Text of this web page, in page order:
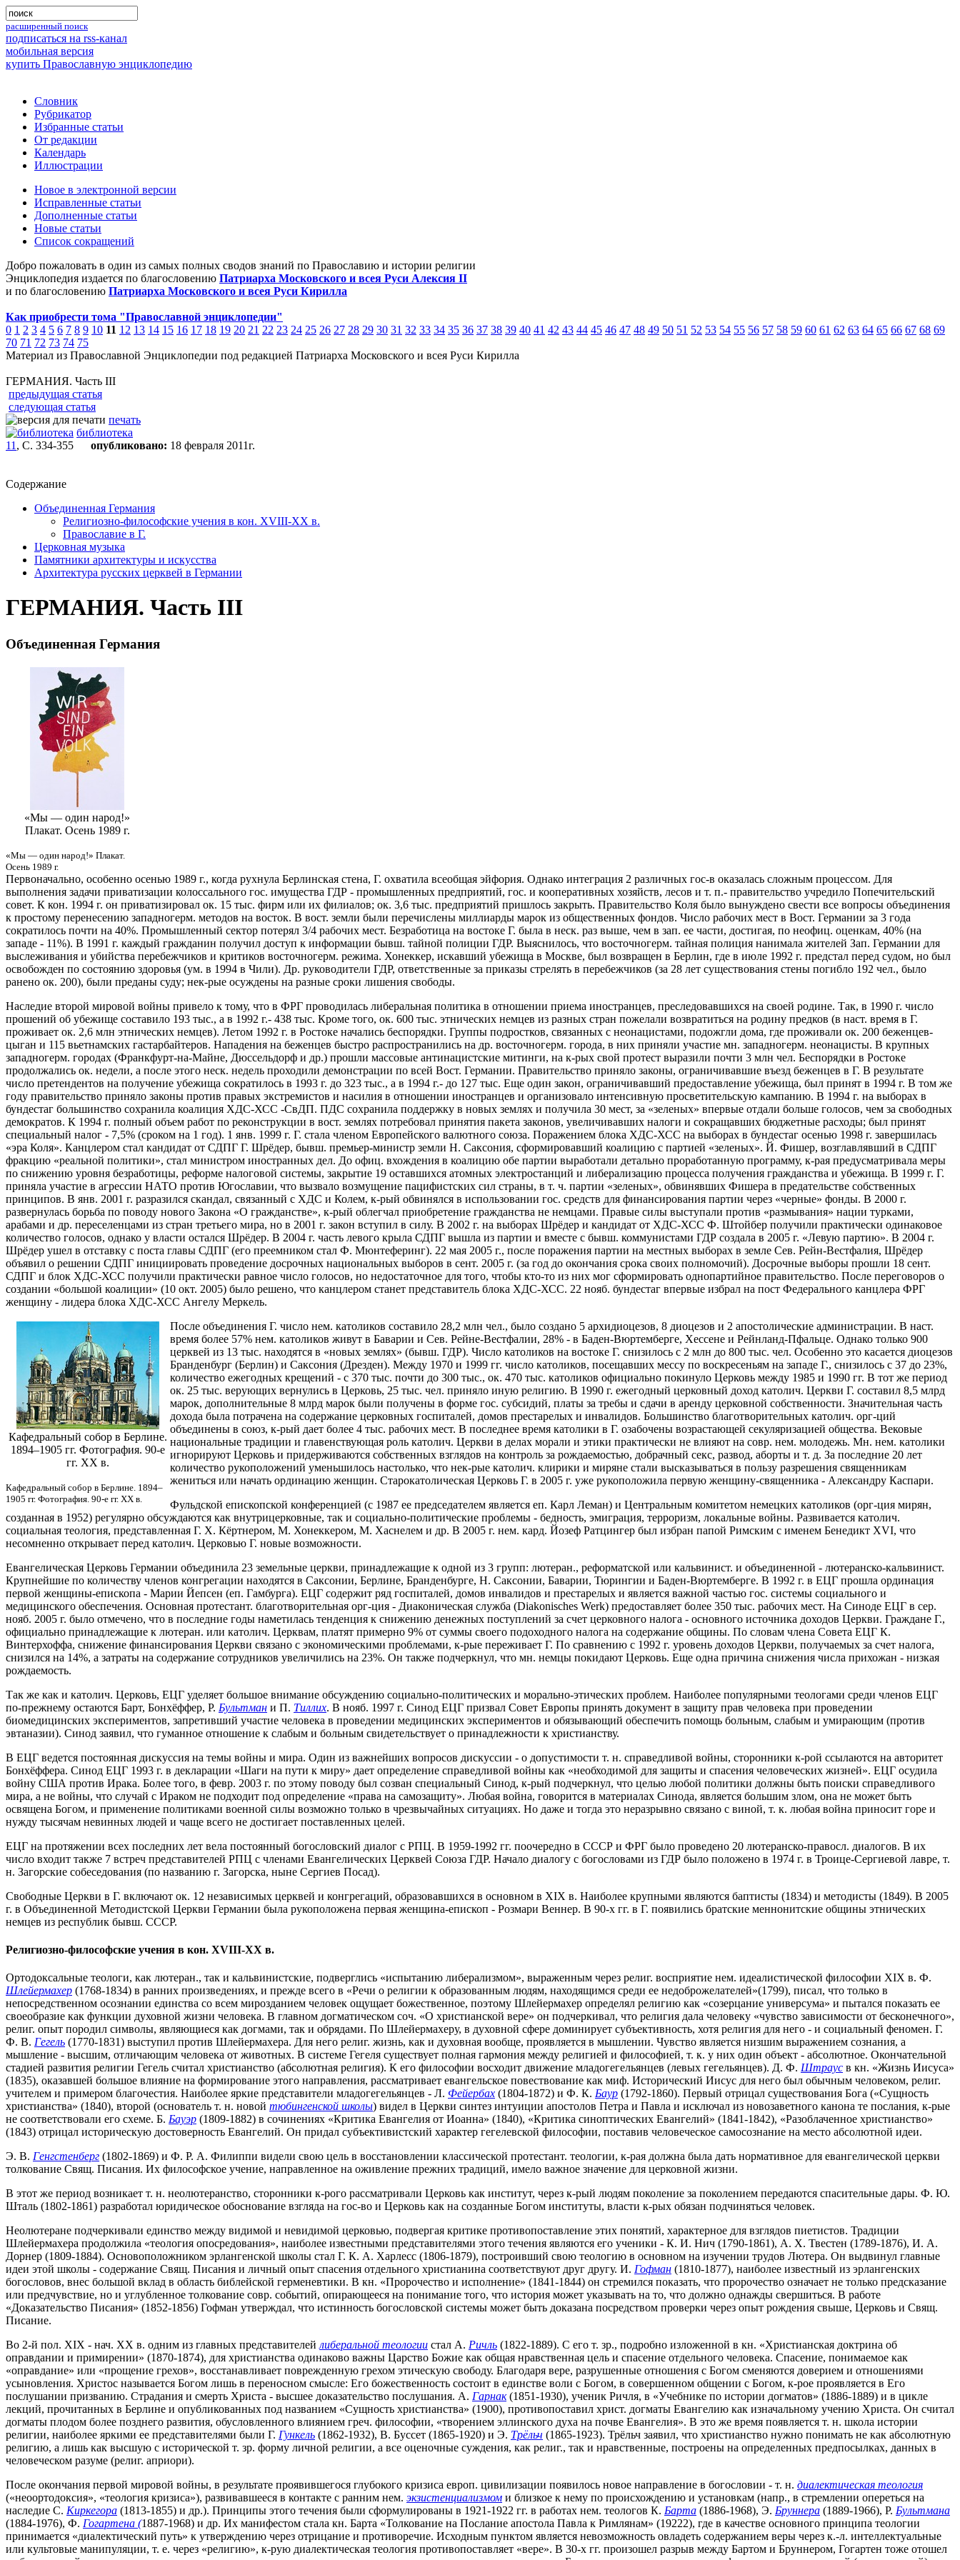
расширенный поиск
подписаться на rss-канал
мобильная версия
купить Православную энциклопедию
Словник
Рубрикатор
Избранные статьи
От редакции
Календарь
Иллюстрации
Новое в электронной версии
Исправленные статьи
Дополненные статьи
Новые статьи
Список сокращений
Добро пожаловать в один из самых полных сводов знаний по Православию и истории религии
Энциклопедия издается по благословению Патриарха Московского и всея Руси Алексия II
и по благословению Патриарха Московского и всея Руси Кирилла
Как приобрести тома "Православной энциклопедии"
0 1 2 3 4 5 6 7 8 9 10 11 12 13 14 15 16 17 18 19 20 21 22 23 24 25 26 27 28 29 30 31 32 33 34 35 36 37 38 39 40 41 42 43 44 45 46 47 48 49 50 51 52 53 54 55 56 57 58 59 60 61 62 63 64 65 66 67 68 69
70 71 72 73 74 75
Материал из Православной Энциклопедии под редакцией Патриарха Московского и всея Руси Кирилла
ГЕРМАНИЯ. Часть III
предыдущая статья
следующая статья
печать
библиотека
11 , С. 334-355 опубликовано: 18 февраля 2011г.
Содержание
Объединенная Германия
Религиозно-философские учения в кон. XVIII-XX в.
Православие в Г.
Церковная музыка
Памятники архитектуры и искусства
Архитектура русских церквей в Германии
ГЕРМАНИЯ. Часть III
Объединенная Германия
«Мы — один народ!»
Плакат. Осень 1989 г.
«Мы — один народ!» Плакат.
Осень 1989 г.
Первоначально, особенно осенью 1989 г., когда рухнула Берлинская стена, Г. охватила всеобщая эйфория. Однако интеграция 2 различных гос-в оказалась сложным процессом. Для
выполнения задачи приватизации колоссального гос. имущества ГДР - промышленных предприятий, гос. и кооперативных хозяйств, лесов и т. п.- правительство учредило Попечительский
совет. К кон. 1994 г. он приватизировал ок. 15 тыс. фирм или их филиалов; ок. 3,6 тыс. предприятий пришлось закрыть. Правительство Коля было вынуждено свести все вопросы объединения
к простому перенесению западногерм. методов на восток. В вост. земли были перечислены миллиарды марок из общественных фондов. Число рабочих мест в Вост. Германии за 3 года
сократилось почти на 40%. Промышленный сектор потерял 3/4 рабочих мест. Безработица на востоке Г. была в неск. раз выше, чем в зап. ее части, достигая, по неофиц. оценкам, 40% (на
западе - 11%). В 1991 г. каждый гражданин получил доступ к информации бывш. тайной полиции ГДР. Выяснилось, что восточногерм. тайная полиция нанимала жителей Зап. Германии для
выслеживания и убийства перебежчиков и критиков восточногерм. режима. Хонеккер, искавший убежища в Москве, был возвращен в Берлин, где в июле 1992 г. предстал перед судом, но был
освобожден по состоянию здоровья (ум. в 1994 в Чили). Др. руководители ГДР, ответственные за приказы стрелять в перебежчиков (за 28 лет существования стены погибло 192 чел., было
ранено ок. 200), были преданы суду; нек-рые осуждены на разные сроки лишения свободы.
Наследие второй мировой войны привело к тому, что в ФРГ проводилась либеральная политика в отношении приема иностранцев, преследовавшихся на своей родине. Так, в 1990 г. число
прошений об убежище составило 193 тыс., а в 1992 г.- 438 тыс. Кроме того, ок. 600 тыс. этнических немцев из разных стран пожелали возвратиться на родину предков (в наст. время в Г.
проживает ок. 2,6 млн этнических немцев). Летом 1992 г. в Ростоке начались беспорядки. Группы подростков, связанных с неонацистами, подожгли дома, где проживали ок. 200 беженцев-
цыган и 115 вьетнамских гастарбайтеров. Нападения на беженцев быстро распространились на др. восточногерм. города, в них приняли участие мн. западногерм. неонацисты. В крупных
западногерм. городах (Франкфурт-на-Майне, Дюссельдорф и др.) прошли массовые антинацистские митинги, на к-рых свой протест выразили почти 3 млн чел. Беспорядки в Ростоке
продолжались ок. недели, а после этого неск. недель проходили демонстрации по всей Вост. Германии. Правительство приняло законы, ограничивавшие въезд беженцев в Г. В результате
число претендентов на получение убежища сократилось в 1993 г. до 323 тыс., а в 1994 г.- до 127 тыс. Еще один закон, ограничивавший предоставление убежища, был принят в 1994 г. В том же
году правительство приняло законы против правых экстремистов и насилия в отношении иностранцев и организовало интенсивную просветительскую кампанию. В 1994 г. на выборах в
бундестаг большинство сохранила коалиция ХДС-ХСС -СвДП. ПДС сохранила поддержку в новых землях и получила 30 мест, за «зеленых» впервые отдали больше голосов, чем за свободных
демократов. К 1994 г. полный объем работ по реконструкции в вост. землях потребовал принятия пакета законов, увеличивавших налоги и сокращавших бюджетные расходы; был принят
специальный налог - 7,5% (сроком на 1 год). 1 янв. 1999 г. Г. стала членом Европейского валютного союза. Поражением блока ХДС-ХСС на выборах в бундестаг осенью 1998 г. завершилась
«эра Коля». Канцлером стал кандидат от СДПГ Г. Шрёдер, бывш. премьер-министр земли Н. Саксония, сформировавший коалицию с партией «зеленых». Й. Фишер, возглавлявший в СДПГ
фракцию «реальной политики», стал министром иностранных дел. До офиц. вхождения в коалицию обе партии выработали детально проработанную программу, к-рая предусматривала меры
по снижению уровня безработицы, реформе налоговой системы, закрытие 19 оставшихся атомных электростанций и либерализацию процесса получения гражданства и убежища. В 1999 г. Г.
приняла участие в агрессии НАТО против Югославии, что вызвало возмущение пацифистских сил страны, в т. ч. партии «зеленых», обвинявших Фишера в предательстве собственных
принципов. В янв. 2001 г. разразился скандал, связанный с ХДС и Колем, к-рый обвинялся в использовании гос. средств для финансирования партии через «черные» фонды. В 2000 г.
развернулась борьба по поводу нового Закона «О гражданстве», к-рый облегчал приобретение гражданства не немцами. Правые силы выступали против «размывания» нации турками,
арабами и др. переселенцами из стран третьего мира, но в 2001 г. закон вступил в силу. В 2002 г. на выборах Шрёдер и кандидат от ХДС-ХСС Ф. Штойбер получили практически одинаковое
количество голосов, однако у власти остался Шрёдер. В 2004 г. часть левого крыла СДПГ вышла из партии и вместе с бывш. коммунистами ГДР создала в 2005 г. «Левую партию». В 2004 г.
Шрёдер ушел в отставку с поста главы СДПГ (его преемником стал Ф. Мюнтеферинг). 22 мая 2005 г., после поражения партии на местных выборах в земле Сев. Рейн-Вестфалия, Шрёдер
объявил о решении СДПГ инициировать проведение досрочных национальных выборов в сент. 2005 г. (за год до окончания срока своих полномочий). Досрочные выборы прошли 18 сент.
СДПГ и блок ХДС-ХСС получили практически равное число голосов, но недостаточное для того, чтобы кто-то из них мог сформировать однопартийное правительство. После переговоров о
создании «большой коалиции» (10 окт. 2005) было решено, что канцлером станет представитель блока ХДС-ХСС. 22 нояб. бундестаг впервые избрал на пост Федерального канцлера ФРГ
женщину - лидера блока ХДС-ХСС Ангелу Меркель.
Кафедральный собор в Берлине.
1894–1905 гг. Фотография. 90-е
гг. ХХ в.
Кафедральный собор в Берлине. 1894–
1905 гг. Фотография. 90-е гг. ХХ в.
После объединения Г. число нем. католиков составило 28,2 млн чел., было создано 5 архидиоцезов, 8 диоцезов и 2 апостолические администрации. В наст.
время более 57% нем. католиков живут в Баварии и Сев. Рейне-Вестфалии, 28% - в Баден-Вюртемберге, Хессене и Рейнланд-Пфальце. Однако только 900
церквей из 13 тыс. находятся в «новых землях» (бывш. ГДР). Число католиков на востоке Г. снизилось с 2 млн до 800 тыс. чел. Особенно это касается диоцезов
Бранденбург (Берлин) и Саксония (Дрезден). Между 1970 и 1999 гг. число католиков, посещавших мессу по воскресеньям на западе Г., снизилось с 37 до 23%,
количество ежегодных крещений - с 370 тыс. почти до 300 тыс., ок. 470 тыс. католиков официально покинуло Церковь между 1985 и 1990 гг. В тот же период
ок. 25 тыс. верующих вернулись в Церковь, 25 тыс. чел. приняло иную религию. В 1990 г. ежегодный церковный доход католич. Церкви Г. составил 8,5 млрд
марок, дополнительные 8 млрд марок были получены в форме гос. субсидий, платы за требы и сдачи в аренду церковной собственности. Значительная часть
дохода была потрачена на содержание церковных госпиталей, домов престарелых и инвалидов. Большинство благотворительных католич. орг-ций
объединены в союз, к-рый дает более 4 тыс. рабочих мест. В последнее время католики в Г. озабочены возрастающей секуляризацией общества. Вековые
национальные традиции и главенствующая роль католич. Церкви в делах морали и этики практически не влияют на совр. нем. молодежь. Мн. нем. католики
игнорируют Церковь и придерживаются собственных взглядов на контроль за рождаемостью, добрачный секс, развод, аборты и т. д. За последние 20 лет
количество рукоположений уменьшилось настолько, что нек-рые католич. клирики и миряне стали высказываться в пользу разрешения священникам
жениться или начать ординацию женщин. Старокатолическая Церковь Г. в 2005 г. уже рукоположила первую женщину-священника - Александру Каспари.
Фульдской епископской конференцией (с 1987 ее председателем является еп. Карл Леман) и Центральным комитетом немецких католиков (орг-ция мирян,
созданная в 1952) регулярно обсуждаются как внутрицерковные, так и социально-политические проблемы - бедность, эмиграция, терроризм, локальные войны. Развивается католич.
социальная теология, представленная Г. Х. Кёртнером, М. Хонеккером, М. Хаснелем и др. В 2005 г. нем. кард. Йозеф Ратцингер был избран папой Римским с именем Бенедикт XVI, что
несомненно открывает перед католич. Церковью Г. новые возможности.
Евангелическая Церковь Германии объединила 23 земельные церкви, принадлежащие к одной из 3 групп: лютеран., реформатской или кальвинист. и объединенной - лютеранско-кальвинист.
Крупнейшие по количеству членов конгрегации находятся в Саксонии, Берлине, Бранденбурге, Н. Саксонии, Баварии, Тюрингии и Баден-Вюртемберге. В 1992 г. в ЕЦГ прошла ординация
первой женщины-епископа - Марии Йепсен (еп. Гамбурга). ЕЦГ содержит ряд госпиталей, домов инвалидов и престарелых и является важной частью гос. системы социального и
медицинского обеспечения. Основная протестант. благотворительная орг-ция - Диаконическая служба (Diakonisches Werk) предоставляет более 350 тыс. рабочих мест. На Синоде ЕЦГ в сер.
нояб. 2005 г. было отмечено, что в последние годы наметилась тенденция к снижению денежных поступлений за счет церковного налога - основного источника доходов Церкви. Граждане Г.,
официально принадлежащие к лютеран. или католич. Церквам, платят примерно 9% от суммы своего подоходного налога на содержание общины. По словам члена Совета ЕЦГ К.
Винтерхоффа, снижение финансирования Церкви связано с экономическими проблемами, к-рые переживает Г. По сравнению с 1992 г. уровень доходов Церкви, получаемых за счет налога,
снизился на 14%, а затраты на содержание сотрудников увеличились на 23%. Он также подчеркнул, что мн. немцы покидают Церковь. Еще одна причина снижения числа прихожан - низкая
рождаемость.
Так же как и католич. Церковь, ЕЦГ уделяет большое внимание обсуждению социально-политических и морально-этических проблем. Наиболее популярными теологами среди членов ЕЦГ
по-прежнему остаются Барт, Бонхёффер, Р. Бультман и П. Тиллих. В нояб. 1997 г. Синод ЕЦГ призвал Совет Европы принять документ в защиту прав человека при проведении
биомедицинских экспериментов, запретивший участие человека в проведении медицинских экспериментов и обязывающий обеспечить помощь больным, слабым и умирающим (против
эвтаназии). Синод заявил, что гуманное отношение к слабым и больным свидетельствует о принадлежности к христианству.
В ЕЦГ ведется постоянная дискуссия на темы войны и мира. Один из важнейших вопросов дискуссии - о допустимости т. н. справедливой войны, сторонники к-рой ссылаются на авторитет
Бонхёффера. Синод ЕЦГ 1993 г. в декларации «Шаги на пути к миру» дает определение справедливой войны как «необходимой для защиты и спасения человеческих жизней». ЕЦГ осудила
войну США против Ирака. Более того, в февр. 2003 г. по этому поводу был созван специальный Синод, к-рый подчеркнул, что целью любой политики должны быть поиски справедливого
мира, а не войны, что случай с Ираком не подходит под определение «права на самозащиту». Любая война, говорится в материалах Синода, является большим злом, она не может быть
освящена Богом, и применение политиками военной силы возможно только в чрезвычайных ситуациях. Но даже и тогда это неразрывно связано с виной, т. к. любая война приносит горе и
нужду тысячам невинных людей и чаще всего не достигает поставленных целей.
ЕЦГ на протяжении всех последних лет вела постоянный богословский диалог с РПЦ. В 1959-1992 гг. поочередно в СССР и ФРГ было проведено 20 лютеранско-правосл. диалогов. В их
число входит также 7 встреч представителей РПЦ с членами Евангелических Церквей Союза ГДР. Начало диалогу с богословами из ГДР было положено в 1974 г. в Троице-Сергиевой лавре, т.
н. Загорские собеседования (по названию г. Загорска, ныне Сергиев Посад).
Свободные Церкви в Г. включают ок. 12 независимых церквей и конгрегаций, образовавшихся в основном в XIX в. Наиболее крупными являются баптисты (1834) и методисты (1849). В 2005
г. в Объединенной Методистской Церкви Германии была рукоположена первая женщина-епископ - Розмари Веннер. В 90-х гг. в Г. появились братские меннонитские общины этнических
немцев из республик бывш. СССР.
Религиозно-философские учения в кон. XVIII-XX в.
Ортодоксальные теологи, как лютеран., так и кальвинистские, подверглись «испытанию либерализмом», выраженным через религ. восприятие нем. идеалистической философии XIX в. Ф.
Шлейермахер (1768-1834) в ранних произведениях, и прежде всего в «Речи о религии к образованным людям, находящимся среди ее недоброжелателей»(1799), писал, что только в
непосредственном осознании единства со всем мирозданием человек ощущает божественное, поэтому Шлейермахер определял религию как «созерцание универсума» и пытался показать ее
своеобразие как функции духовной жизни человека. В главном догматическом соч. «О христианской вере» он подчеркивал, что религия дала человеку «чувство зависимости от бесконечного»,
религ. опыт породил символы, являющиеся как догмами, так и обрядами. По Шлейермахеру, в духовной сфере доминирует субъективность, хотя религия для него - и социальный феномен. Г.
Ф. В. Гегель (1770-1831) выступил против Шлейермахера. Для него религ. жизнь, как и духовная вообще, проявляется в мышлении. Чувство является низшим выражением сознания, а
мышление - высшим, отличающим человека от животных. В системе Гегеля существует полная гармония между религией и философией, т. к. у них один объект - абсолютное. Окончательной
стадией развития религии Гегель считал христианство (абсолютная религия). К его философии восходит движение младогегельянцев (левых гегельянцев). Д. Ф. Штраус в кн. «Жизнь Иисуса»
(1835), оказавшей большое влияние на формирование этого направления, рассматривает евангельское повествование как миф. Исторический Иисус для него был обычным человеком, религ.
учителем и примером благочестия. Наиболее яркие представители младогегельянцев - Л. Фейербах (1804-1872) и Ф. К. Баур (1792-1860). Первый отрицал существования Бога («Сущность
христианства» (1840), второй (основатель т. н. новой тюбингенской школы) видел в Церкви синтез интуиции апостолов Петра и Павла и исключал из новозаветного канона те послания, к-рые
не соответствовали его схеме. Б. Бауэр (1809-1882) в сочинениях «Критика Евангелия от Иоанна» (1840), «Критика синоптических Евангелий» (1841-1842), «Разоблаченное христианство»
(1843) отрицал историческую достоверность Евангелий. Он придал субъективистский характер гегелевской философии, поставив человеческое самосознание на место абсолютной идеи.
Э. В. Генгстенберг (1802-1869) и Ф. Р. А. Филиппи видели свою цель в восстановлении классической протестант. теологии, к-рая должна была дать нормативное для евангелической церкви
толкование Свящ. Писания. Их философское учение, направленное на оживление прежних традиций, имело важное значение для церковной жизни.
В этот же период возникает т. н. неолютеранство, сторонники к-рого рассматривали Церковь как институт, через к-рый людям поколение за поколением передаются спасительные дары. Ф. Ю.
Шталь (1802-1861) разработал юридическое обоснование взгляда на гос-во и Церковь как на созданные Богом институты, власти к-рых обязан подчиняться человек.
Неолютеране подчеркивали единство между видимой и невидимой церковью, подвергая критике противопоставление этих понятий, характерное для взглядов пиетистов. Традиции
Шлейермахера продолжила «теология опосредования», наиболее известными представителями этого течения являются его ученики - К. И. Нич (1790-1861), А. Х. Твестен (1789-1876), И. А.
Дорнер (1809-1884). Основоположником эрлангенской школы стал Г. К. А. Харлесс (1806-1879), построивший свою теологию в основном на изучении трудов Лютера. Он выдвинул главные
идеи этой школы - содержание Свящ. Писания и личный опыт спасения отдельного христианина соответствуют друг другу. И. Гофман (1810-1877), наиболее известный из эрлангенских
богословов, внес большой вклад в область библейской герменевтики. В кн. «Пророчество и исполнение» (1841-1844) он стремился показать, что пророчество означает не только предсказание
или предчувствие, но и углубленное толкование совр. событий, опирающееся на понимание того, что история может указывать на то, что должно однажды свершиться. В работе
«Доказательство Писания» (1852-1856) Гофман утверждал, что истинность богословской системы может быть доказана посредством проверки через опыт рождения свыше, Церковь и Свящ.
Писание.
Во 2-й пол. XIX - нач. XX в. одним из главных представителей либеральной теологии стал А. Ричль (1822-1889). С его т. зр., подробно изложенной в кн. «Христианская доктрина об
оправдании и примирении» (1870-1874), для христианства одинаково важны Царство Божие как общая нравственная цель и спасение отдельного человека. Спасение, понимаемое как
«оправдание» или «прощение грехов», восстанавливает поврежденную грехом этическую свободу. Благодаря вере, разрушенные отношения с Богом сменяются доверием и отношениями
усыновления. Христос называется Богом лишь в переносном смысле: Его божественность состоит в единстве воли с Богом, в совершенном общении с Богом, к-рое проявляется в Его
послушании призванию. Страдания и смерть Христа - высшее доказательство послушания. А. Гарнак(1851-1930), ученик Ричля, в «Учебнике по истории догматов» (1886-1889) и в цикле
лекций, прочитанных в Берлине и опубликованных под названием «Сущность христианства» (1900), противопоставил христ. догматы Евангелию как изначальному учению Христа. Он считал
догматы плодом более позднего развития, обусловленного влиянием греч. философии, «творением эллинского духа на почве Евангелия». В это же время появляется т. н. школа истории
религии, наиболее яркими ее представителями были Г. Гункель (1862-1932), В. Буссет (1865-1920) и Э. Трёльч (1865-1923). Трёльч заявил, что христианство нужно понимать не как абсолютную
религию, а лишь как высшую с исторической т. зр. форму личной религии, а все оценочные суждения, как религ., так и нравственные, построены на определенных предпосылках, данных в
человеческом разуме (религ. априори).
После окончания первой мировой войны, в результате проявившегося глубокого кризиса европ. цивилизации появилось новое направление в богословии - т. н. диалектическая теология
(«неоортодоксия», «теология кризиса»), развивавшееся в контакте с ранним нем. экзистенциализмом и близкое к нему по происхождению и установкам (напр., в стремлении опереться на
наследие С. Киркегора (1813-1855) и др.). Принципы этого течения были сформулированы в 1921-1922 гг. в работах нем. теологов К. Барта (1886-1968), Э. Бруннера (1889-1966), Р. Бультмана
(1884-1976), Ф. Гогартена (1887-1968) и др. Их манифестом стала кн. Барта «Толкование на Послание апостола Павла к Римлянам» (19222), где в качестве основного принципа теологии
принимается «диалектический путь» к утверждению через отрицание и противоречие. Исходным пунктом является невозможность овладеть содержанием веры через к.-л. интеллектуальные
или культовые манипуляции, т. е. через «религию», к-рую диалектическая теология противопоставляет «вере». В 30-х гг. произошел разрыв между Бартом и Бруннером, Гогартен тоже отошел